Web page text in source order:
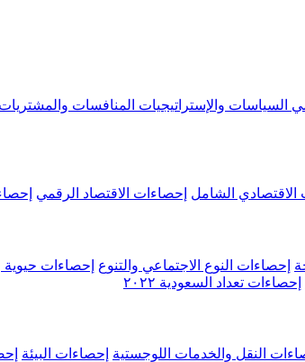
السياسات والإستراتيجيات المنافسات والمشتريات
الاقتصادي الشامل إحصاءات الاقتصاد الرقمي
إحصاءات النوع الاجتماعي والتنوع إحصاءات حيوية
إحصاءات تعداد السعودية ٢٠٢٢
النقل والخدمات اللوجستية إحصاءات البيئة